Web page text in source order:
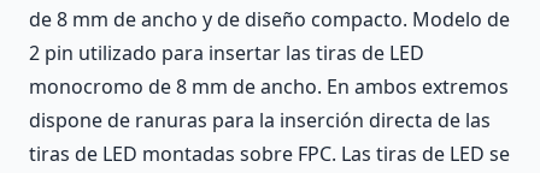
de 8 mm de ancho y de diseño compacto. Modelo de
2 pin utilizado para insertar las tiras de LED
monocromo de 8 mm de ancho. En ambos extremos
dispone de ranuras para la inserción directa de las
tiras de LED montadas sobre FPC. Las tiras de LED se